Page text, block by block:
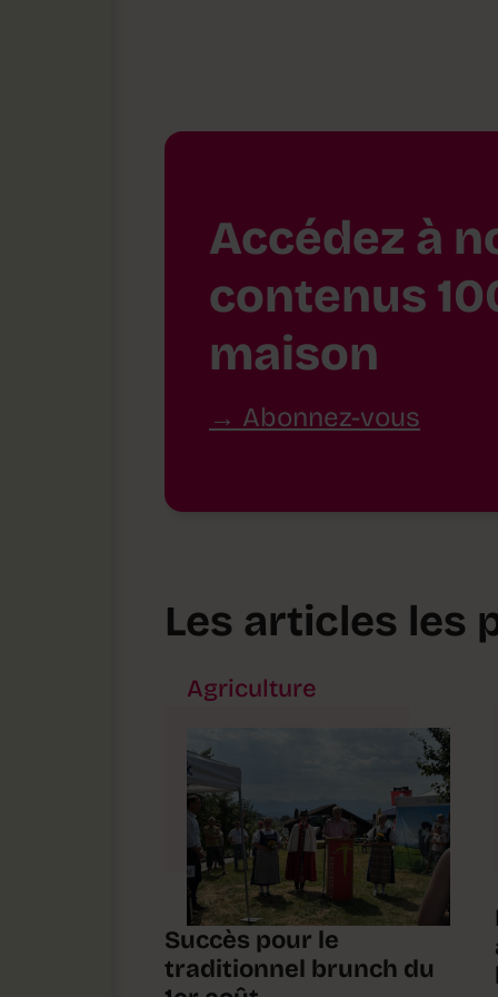
Accédez à
contenus
maison
Abonnez-vous
Les articles les
Agriculture
Succès pour le
traditionnel brunch du